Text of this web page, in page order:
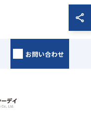
お問い合わせ